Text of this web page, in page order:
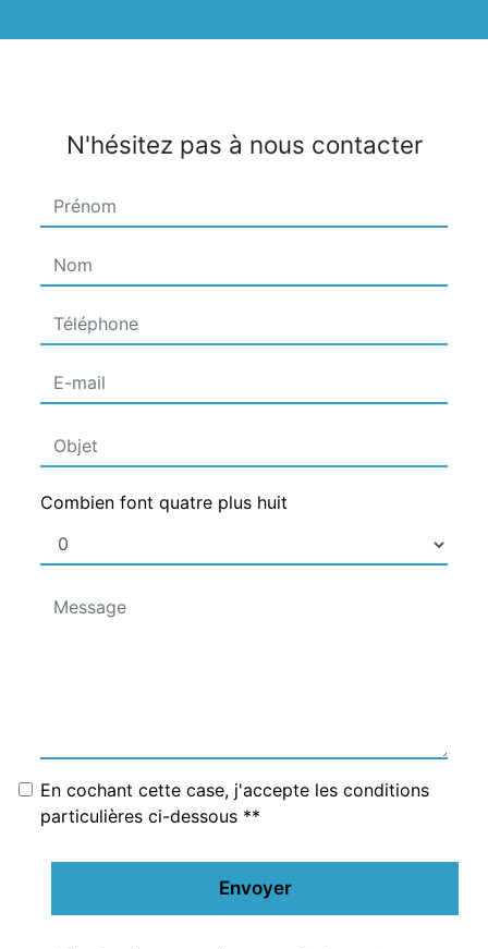
N'hésitez pas à nous contacter
Combien font quatre plus huit
En cochant cette case, j'accepte les conditions
particulières ci-dessous **
Envoyer